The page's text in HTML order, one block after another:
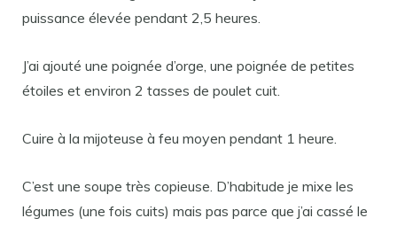
puissance élevée pendant 2,5 heures.
J’ai ajouté une poignée d’orge, une poignée de petites
étoiles et environ 2 tasses de poulet cuit.
Cuire à la mijoteuse à feu moyen pendant 1 heure.
C’est une soupe très copieuse. D’habitude je mixe les
légumes (une fois cuits) mais pas parce que j’ai cassé le